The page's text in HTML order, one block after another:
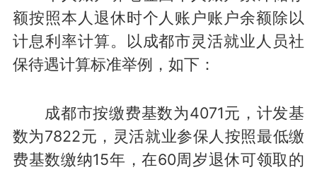
额按照本人退休时个人账户账户余额除以
计息利率计算。以成都市灵活就业人员社
保待遇计算标准举例，如下：
成都市按缴费基数为4071元，计发基
数为7822元，灵活就业参保人按照最低缴
费基数缴纳15年，在60周岁退休可领取的